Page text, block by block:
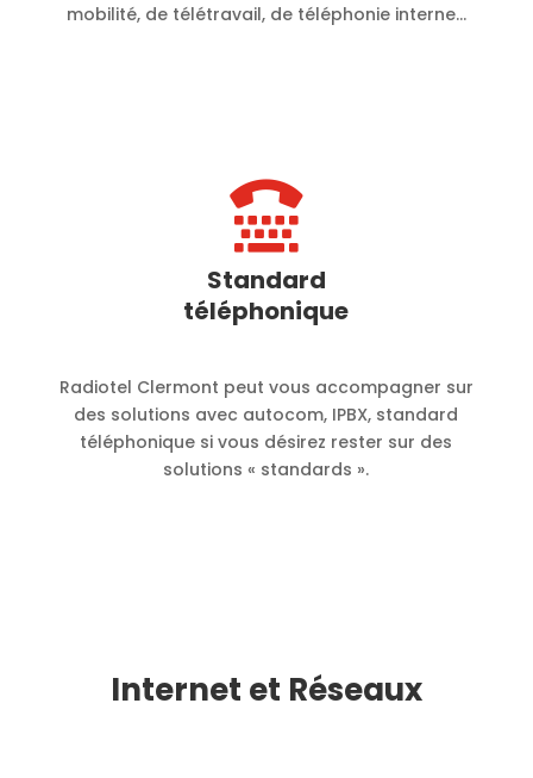
mobilité, de télétravail, de téléphonie interne…

Standard
téléphonique
Radiotel Clermont peut vous accompagner sur
des solutions avec autocom, IPBX, standard
téléphonique si vous désirez rester sur des
solutions « standards ».
Internet et Réseaux